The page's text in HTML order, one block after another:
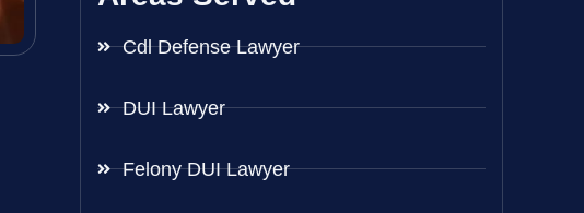
Cdl Defense Lawyer
DUI Lawyer
Felony DUI Lawyer